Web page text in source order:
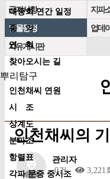
대종회 연간 일정
종 약
연 혁
찾아오시는 길
뿌리탐구
인천채씨 연원
시 조
상계도
분파조
항렬표
각파 문중 중시조
공지사항 지파
인물동정
업데
자유게시판
인천채씨의
관리자
0건
3,221